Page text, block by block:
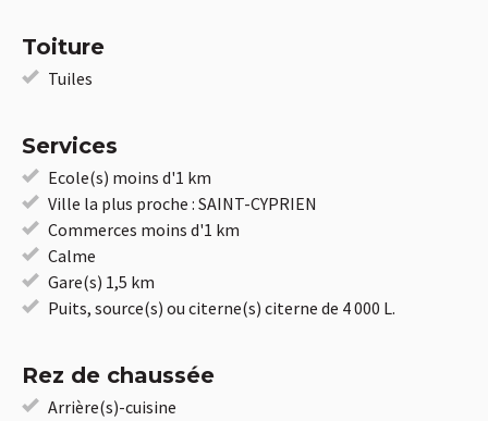
Toiture
Tuiles
Services
Ecole(s) moins d'1 km
Ville la plus proche : SAINT-CYPRIEN
Commerces moins d'1 km
Calme
Gare(s) 1,5 km
Puits, source(s) ou citerne(s) citerne de 4 000 L.
Rez de chaussée
Arrière(s)-cuisine